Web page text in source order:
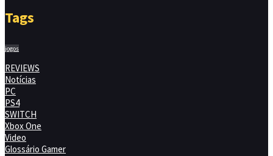
Tags
jogos
REVIEWS
Notícias
PC
PS4
SWITCH
Xbox One
Video
Glossário Gamer